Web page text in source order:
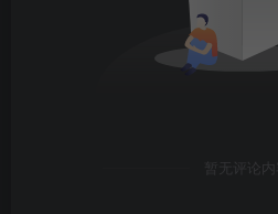
暂无评论内